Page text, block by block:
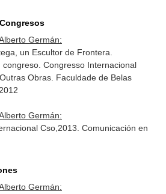
Germán:
un Escultor de Frontera.
congreso. Congresso Internacional
Obras. Faculdade de Belas
Germán:
Cso,2013. Comunicación en
Germán: